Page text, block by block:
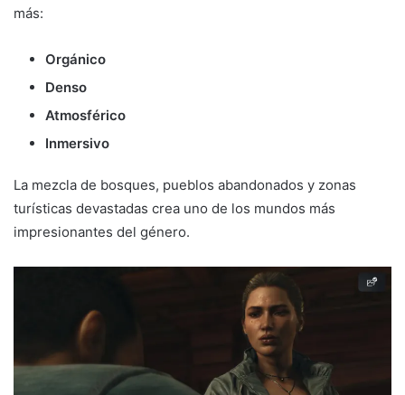
más:
Orgánico
Denso
Atmosférico
Inmersivo
La mezcla de bosques, pueblos abandonados y zonas
turísticas devastadas crea uno de los mundos más
impresionantes del género.